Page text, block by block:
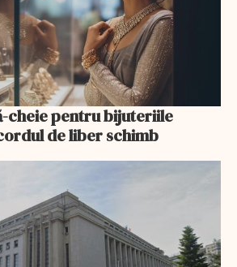
cheie pentru bijuteriile
de liber schimb